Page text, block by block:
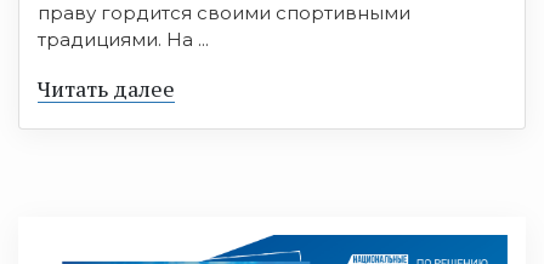
праву гордится своими спортивными
традициями. На ...
Читать далее